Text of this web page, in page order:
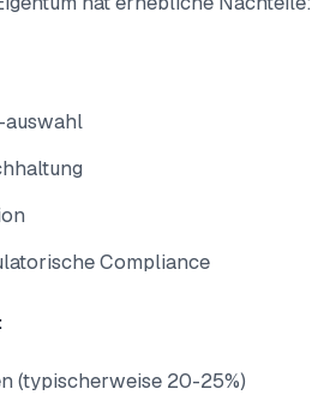
auswahl
Compliance
(typischerweise 20-25%)